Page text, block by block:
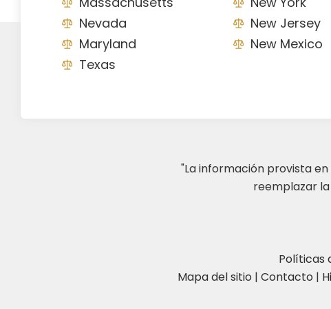
Nevada
New Jersey
Maryland
New Mexico
Texas
"La información provista
reemplazar
Políticas
Mapa del sitio | Contacto |